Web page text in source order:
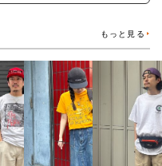
もっと見る